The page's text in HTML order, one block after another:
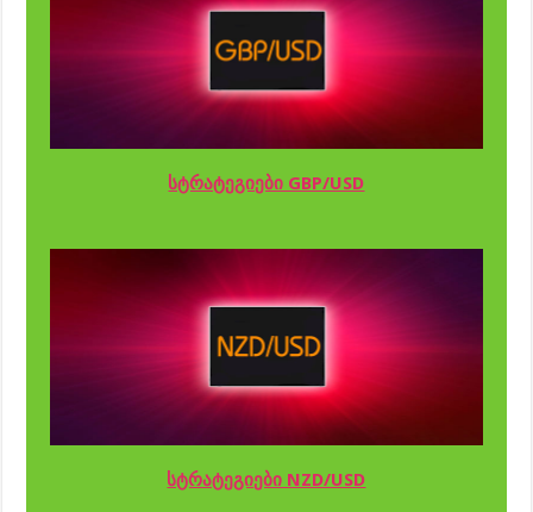
სტრატეგიები GBP/USD
სტრატეგიები NZD/USD